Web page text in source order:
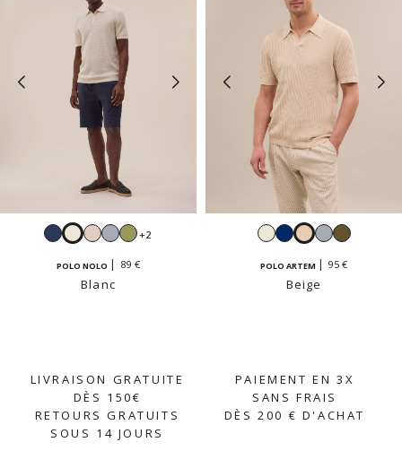
NavyBlancBeigeCielSauge
+2
POLO NOLO 89 €
Blanc
BlancNavyBeigeCielKaki
POLO ARTEM 95 €
Beige
LIVRAISON GRATUITE
DÈS 150€
RETOURS GRATUITS
SOUS 14 JOURS
PAIEMENT EN 3X
SANS FRAIS
DÈS 200 € D'ACHAT